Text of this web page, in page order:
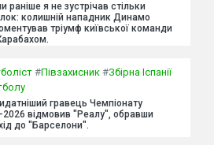
раніше я не зустрічав стільки
колишній нападник Динамо
тріумф київської команди
#Півзахисник #Збірна Іспанії
гравець Чемпіонату
2026 відмовив "Реалу", обравши
до "Барселони".